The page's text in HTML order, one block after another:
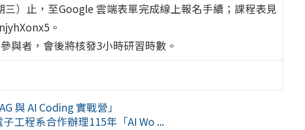
）止，至Google 雲端表單完成線上報名手續；課程表見
。
與者，會後將核發3小時研習時數。
與 AI Coding 實戰營」
工程系合作辦理115年「AI Wo ...